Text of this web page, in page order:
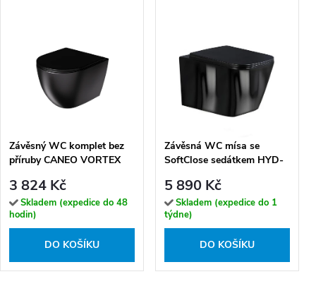
Závěsný WC komplet bez
příruby CANEO VORTEX
Soft-Close sedátka, černá
mat
3 824 Kč
Skladem (expedice do 48
hodin)
DO KOŠÍKU
Závěsná WC mísa se
SoftClose sedátkem HYD-
5 890 Kč
Skladem (expedice do 1
týdne)
DO KOŠÍKU